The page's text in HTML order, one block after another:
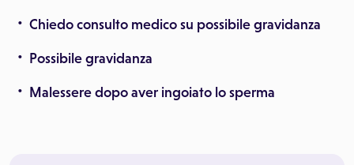
Chiedo consulto medico su possibile gravidanza
Possibile gravidanza
Malessere dopo aver ingoiato lo sperma